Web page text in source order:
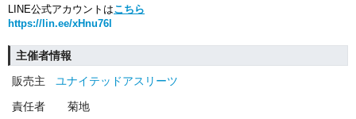
LINE公式アカウントはこちら
https://lin.ee/xHnu76l
主催者情報
販売主
ユナイテッドアスリーツ
責任者
菊地